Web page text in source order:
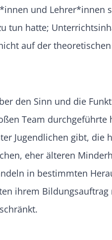
und Lehrer*innen
tun hatte;
auf der
den Sinn und die
Team
Jugendlichen gibt,
eher älteren
in bestimmten
ihrem